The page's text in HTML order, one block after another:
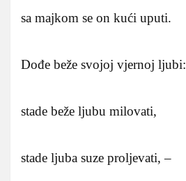
sa majkom se on kući uputi.
Dođe beže svojoj vjernoj ljubi:
stade beže ljubu milovati,
stade ljuba suze proljevati, –